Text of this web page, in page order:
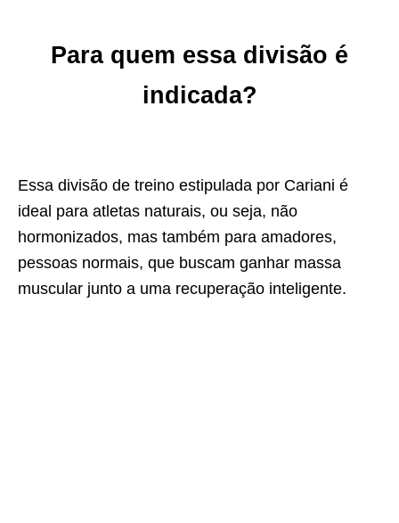
Para quem essa divisão é
indicada?
Essa divisão de treino estipulada por Cariani é
ideal para atletas naturais, ou seja, não
hormonizados, mas também para amadores,
pessoas normais, que buscam ganhar massa
muscular junto a uma recuperação inteligente.